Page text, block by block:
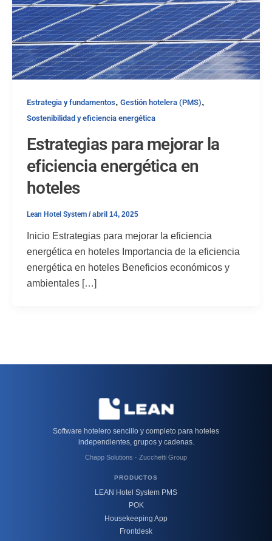
Estrategia y fundamentos, Gestión hotelera (PMS),
Sostenibilidad y eficiencia energética
Estrategias para mejorar la
eficiencia energética en
hoteles
Lean Hotel System /abril 14, 2025
Inicio Estrategias para mejorar la eficiencia
energética en hoteles Importancia de la eficiencia
energética en hoteles Beneficios económicos y
ambientales […]
Software hotelero sencillo y completo para hoteles
independientes, grupos y cadenas.
Chapp Solutions · Zucchetti Group
PRODUCTOS
LEAN Hotel System PMS
POK
Housekeeping App
Frontdesk